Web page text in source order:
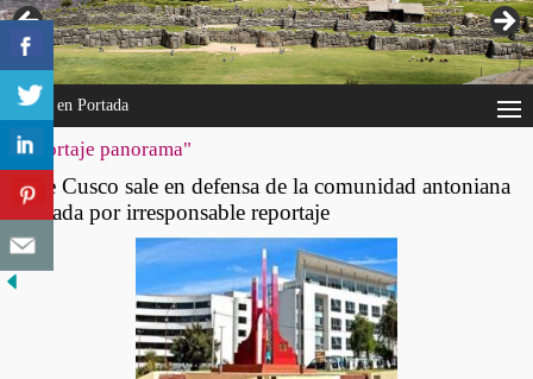
Cusco en Portada
"reportaje panorama"
Gore Cusco sale en defensa de la comunidad antoniana
afectada por irresponsable reportaje